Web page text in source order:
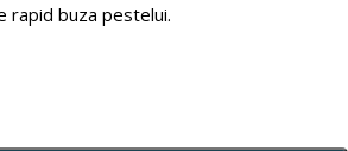
rapid buza pestelui.